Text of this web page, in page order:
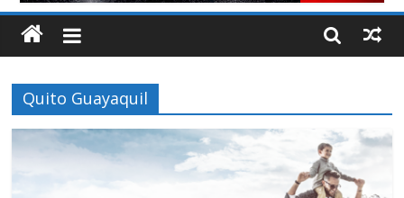
Quito Guayaquil